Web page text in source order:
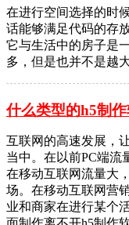
在进行空间选择的时
话能够满足代码的存
它与生活中的房子是
多，但是也并不是越
什么类型的h5制
互联网的高速发展，
当中。在以前PC端流
在移动互联网流量大
场。在移动互联网营
业和商家在进行某个